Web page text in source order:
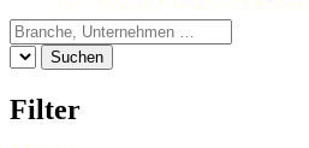
Suchen
Filter